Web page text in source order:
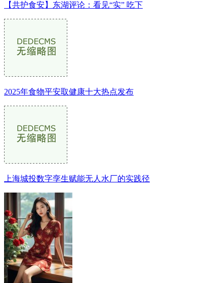
【共护食安】东湖评论：看见“实” 吃下
2025年食物平安取健康十大热点发布
上海城投数字孪生赋能无人水厂的实践径